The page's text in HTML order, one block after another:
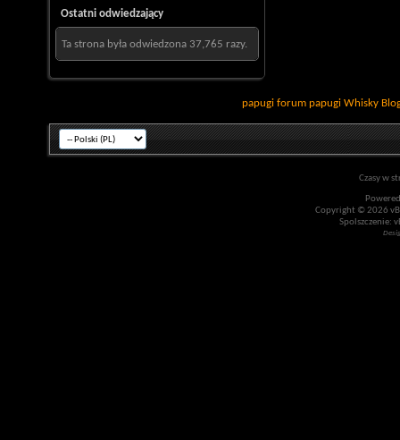
Ostatni odwiedzający
Ta strona była odwiedzona 37,765 razy.
papugi forum papugi Whisky
Czasy w
Copyright © 2026
Spolszczenie: